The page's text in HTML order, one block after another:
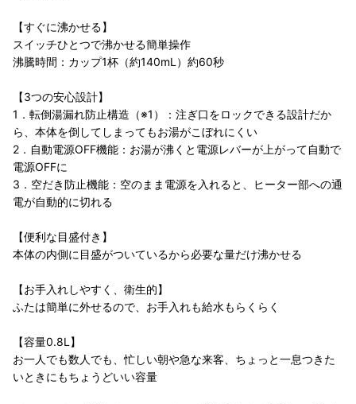
【すぐに沸かせる】
スイッチひとつで沸かせる簡単操作
沸騰時間：カップ1杯（約140mL）約60秒
【3つの安心設計】
1．転倒湯漏れ防止構造（※1）：注ぎ口をロックできる設計だか
ら、本体を倒してしまってもお湯がこぼれにくい
2．自動電源OFF機能：お湯が沸くと電源レバーが上がって自動で
電源OFFに
3．空だき防止機能：空のまま電源を入れると、ヒーター部への通
電が自動的に切れる
【便利な目盛付き】
本体の内側に目盛がついているから必要な量だけ沸かせる
【お手入れしやすく、衛生的】
ふたは簡単に外せるので、お手入れも給水もらくらく
【容量0.8L】
お一人でも数人でも、忙しい朝や急な来客、ちょっと一息つきた
いときにもちょうどいい容量